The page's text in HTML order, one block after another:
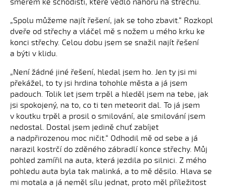
směrem ke schodišti, které vedlo nahoru na střechu.
„Spolu můžeme najít řešení, jak se toho zbavit.“ Rozkopl
dveře od střechy a vláčel mě s nožem u mého krku ke
konci střechy. Celou dobu jsem se snažil najít řešení
a býti v klidu.
„Není žádné jiné řešení, hledal jsem ho. Jen ty jsi mi
překážel, to ty jsi hrdina tohohle města a já jsem
padouch. Tolik let jsem trpěl a hleděl jsem na tebe, jak
jsi spokojený, na to, co ti ten meteorit dal. To já jsem
v koutku trpěl a prosil o smilování, ale smilování jsem
nedostal. Dostal jsem jedině chuť zabíjet
a nadpřirozenou moc ničit.“ Odhodil mě od sebe a já
narazil kostrčí do zděného zábradlí konce střechy. Můj
pohled zamířil na auta, která jezdila po silnici. Z mého
pohledu auta byla tak malinká, a to mě děsilo. Hlava se
mi motala a já neměl sílu jednat, proto měl příležitost